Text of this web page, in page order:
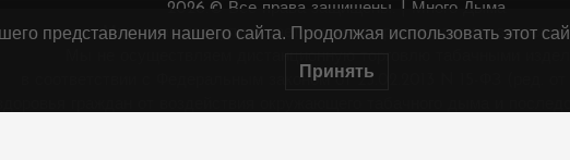
2026.© Все права защищены. | Много Дыма
Минздрав предупреждает: курение вредит вашему здоровью
в соответствии с Федеральным законом от 23.02.2013 N 15-ФЗ (ред. от
представления нашего сайта. Продолжая использовать этот
Принять